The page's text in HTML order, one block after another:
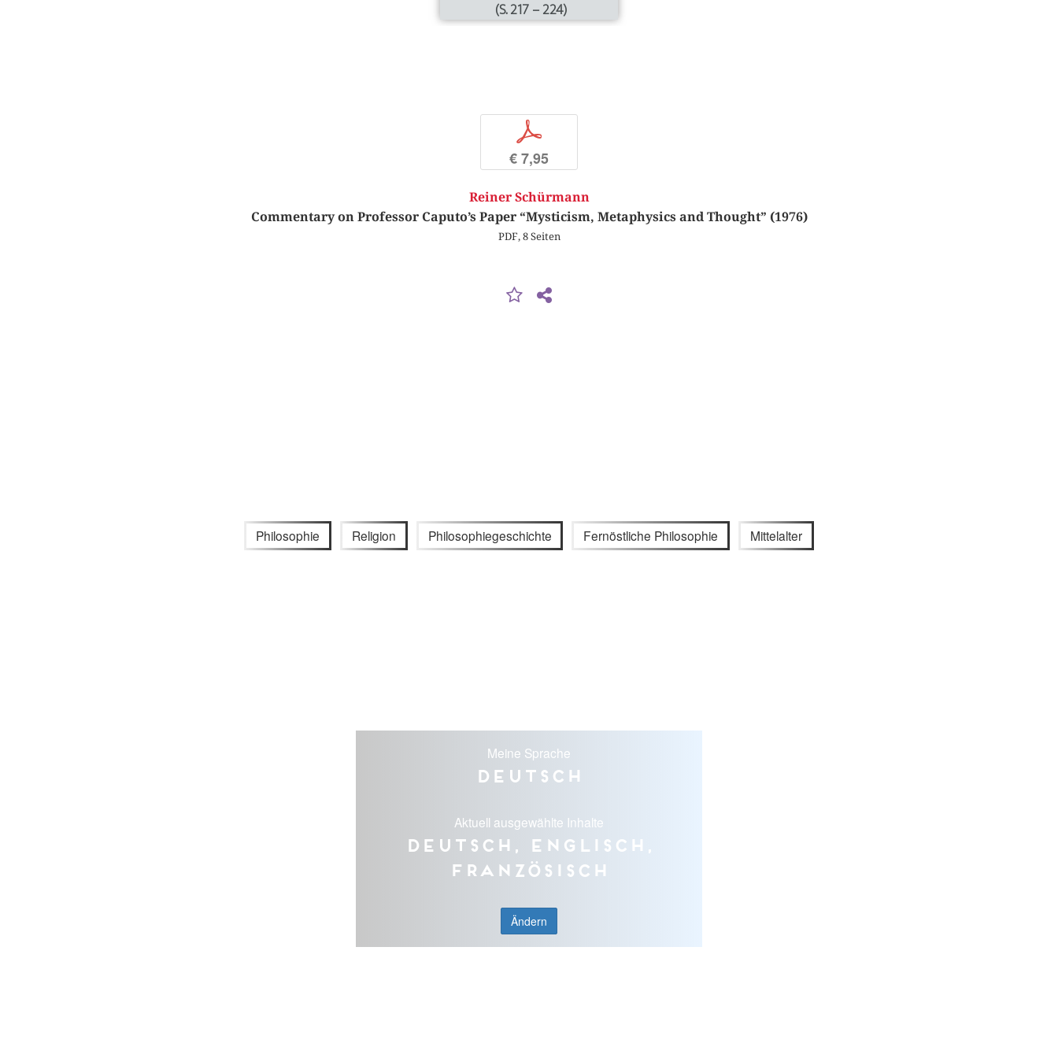
(S. 217 – 224)
p
€ 7,95
Reiner Schürmann
Commentary on Professor Caputo’s Paper “Mysticism, Metaphysics and Thought” (1976)
PDF, 8 Seiten
Philosophie Religion Philosophiegeschichte Fernöstliche Philosophie Mittelalter
Meine Sprache
Deutsch
Aktuell ausgewählte Inhalte
Deutsch, Englisch,
Französisch
Ändern